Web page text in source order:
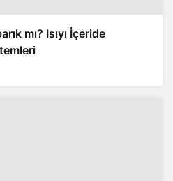
mı? Isıyı İçeride